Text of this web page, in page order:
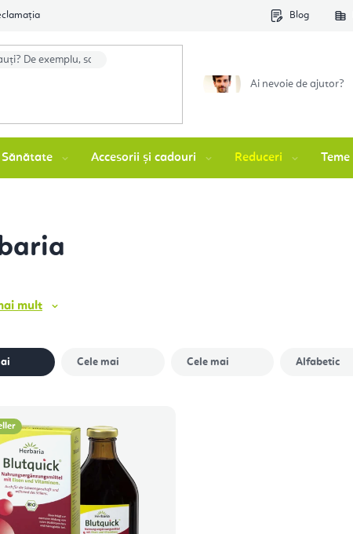
Blog
Ai nevoie de ajutor?
Sănătate Accesorii și cadouri Reduceri Teme
mult
Cele mai Cele mai Alfabetic